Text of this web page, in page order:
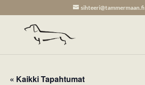
sihteeri@tammermaan.fi
« Kaikki Tapahtumat